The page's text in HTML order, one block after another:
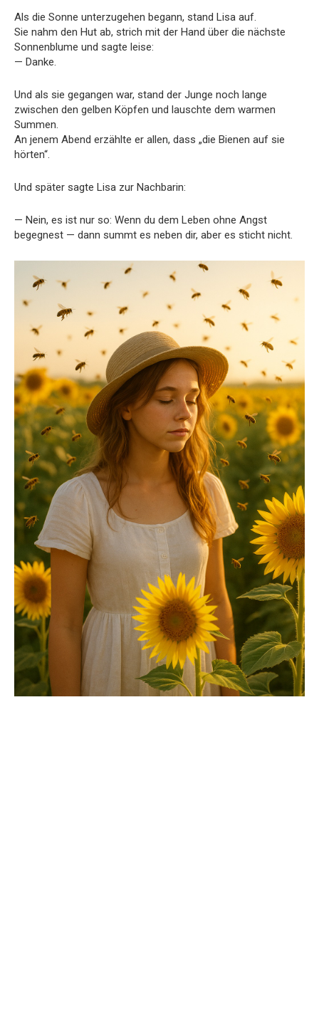
Als die Sonne unterzugehen begann, stand Lisa auf.
Sie nahm den Hut ab, strich mit der Hand über die nächste
Sonnenblume und sagte leise:
— Danke.
Und als sie gegangen war, stand der Junge noch lange
zwischen den gelben Köpfen und lauschte dem warmen
Summen.
An jenem Abend erzählte er allen, dass „die Bienen auf sie
hörten“.
Und später sagte Lisa zur Nachbarin:
— Nein, es ist nur so: Wenn du dem Leben ohne Angst
begegnest — dann summt es neben dir, aber es sticht nicht.